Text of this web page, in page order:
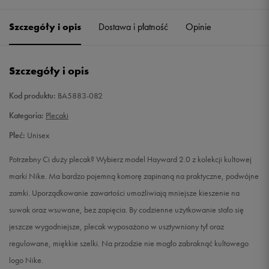
Szczegóły i opis Dostawa i płatność Opinie
Szczegóły i opis
Kod produktu: BA5883-082
Kategoria: Plecaki
Płeć: Unisex
Potrzebny Ci duży plecak? Wybierz model Hayward 2.0 z kolekcji kultowej
marki Nike. Ma bardzo pojemną komorę zapinaną na praktyczne, podwójne
zamki. Uporządkowanie zawartości umożliwiają mniejsze kieszenie na
suwak oraz wsuwane, bez zapięcia. By codzienne użytkowanie stało się
jeszcze wygodniejsze, plecak wyposażono w usztywniony tył oraz
regulowane, miękkie szelki. Na przodzie nie mogło zabraknąć kultowego
logo Nike.